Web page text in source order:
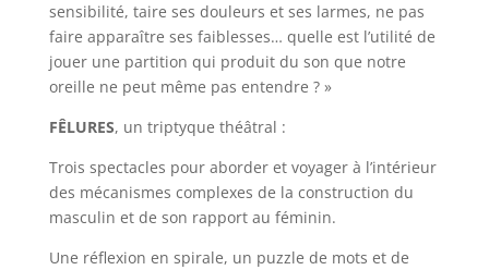
sensibilité, taire ses douleurs et ses larmes, ne pas
faire apparaître ses faiblesses… quelle est l’utilité de
jouer une partition qui produit du son que notre
oreille ne peut même pas entendre ? »
FÊLURES, un triptyque théâtral :
Trois spectacles pour aborder et voyager à l’intérieur
des mécanismes complexes de la construction du
masculin et de son rapport au féminin.
Une réflexion en spirale, un puzzle de mots et de